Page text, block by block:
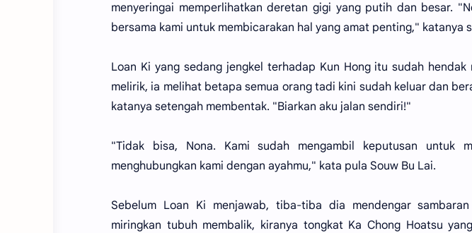
menyeringai memperlihatkan deretan gigi yang putih dan besar.
bersama kami untuk membicarakan hal yang amat penting," katanya
Loan Ki yang sedang jengkel terhadap Kun Hong itu sudah
melirik, ia melihat betapa semua orang tadi kini sudah keluar dan
katanya setengah membentak. "Biarkan aku jalan sendiri!"
"Tidak bisa, Nona. Kami sudah mengambil keputusan untuk
menghubungkan kami dengan ayahmu," kata pula Souw Bu Lai.
Sebelum Loan Ki menjawab, tiba-tiba dia mendengar
miringkan tubuh membalik, kiranya tongkat Ka Chong Hoatsu